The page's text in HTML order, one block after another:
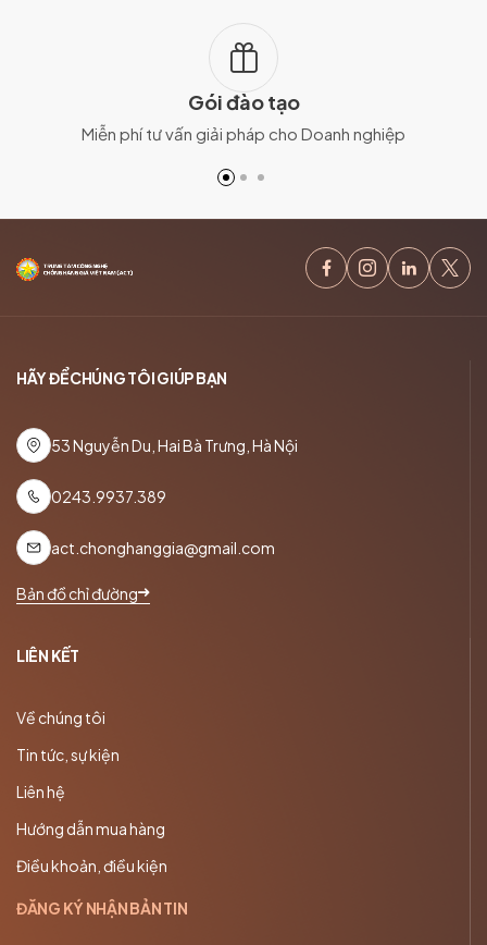
Gói đào tạo
Miễn phí tư vấn giải pháp cho Doanh nghiệp
HÃY ĐỂ CHÚNG TÔI GIÚP BẠN
53 Nguyễn Du, Hai Bà Trưng, Hà Nội
0243.9937.389
act.chonghanggia@gmail.com
Bản đồ chỉ đường
LIÊN KẾT
Về chúng tôi
Tin tức, sự kiện
Liên hệ
Hướng dẫn mua hàng
Điều khoản, điều kiện
ĐĂNG KÝ NHẬN BẢN TIN